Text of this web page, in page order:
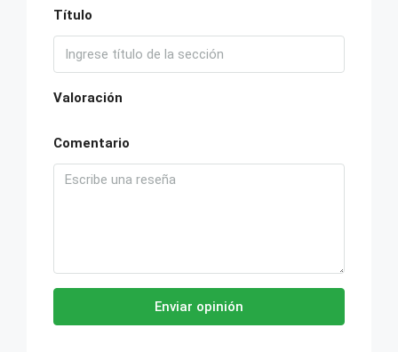
Título
Valoración
Comentario
Enviar opinión